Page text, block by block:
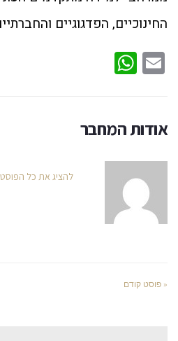
החינוכיים, הפדגוגיים
Email
אודות המחבר
להציג את כל
« פוסט קודם